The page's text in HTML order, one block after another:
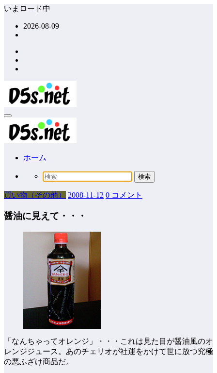
コ
ッ
プ
いまロード中
2026-08-09
ホーム
買い物（その他） 2008-11-12 0 コメント
醤油に見えて・・・
「なんちゃってオレンジ」・・・これは見た目が醤油風のオ
レンジジュース。あのチェリオが社運をかけて世に放つ究極
の悪ふざけ商品だ。